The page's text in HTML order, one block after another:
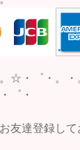
☆・゜・。・
゜・
友達登録して